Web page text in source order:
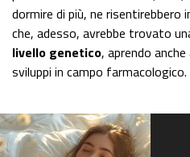
dormire di più, ne risentirebbero
che, adesso, avrebbe trovato
livello genetico, aprendo
sviluppi in campo farmacologico.